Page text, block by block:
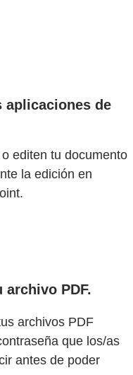
aplicaciones de
editen tu documento
la edición en
archivo PDF.
archivos PDF
que los/as
antes de poder